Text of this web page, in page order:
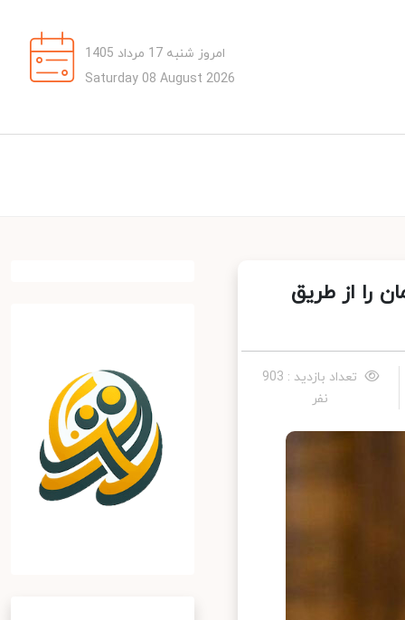
امروز شنبه 17 مرداد 1405
Saturday 08 August 2026
را از طریق
تعداد بازدید : 903
نفر